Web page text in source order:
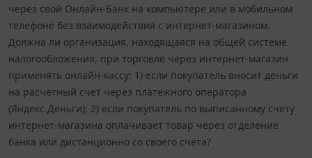
через свой Онлайн-Банк на компьютере или в мобильном
телефоне без взаимодействия с интернет-магазином.
Должна ли организация, находящаяся на общей системе
налогообложения, при торговле через интернет-магазин
применять онлайн-кассу: 1) если покупатель вносит деньги
на расчетный счет через платежного оператора
(Яндекс.Деньги); 2) если покупатель по выписанному счету
интернет-магазина оплачивает товар через отделение
банка или дистанционно со своего счета?